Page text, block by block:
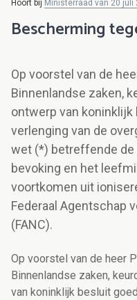
Hoort bij Ministerraad van 20 juli
Bescherming
Op voorstel van de
Binnenlandse zaken,
ontwerp van
verlenging van de
wet (*) betreffende de
bevoking en het
voortkomen uit
Federaal Agentschap
(FANC).
Op voorstel van de heer
Binnenlandse zaken,
van koninklijk besluit